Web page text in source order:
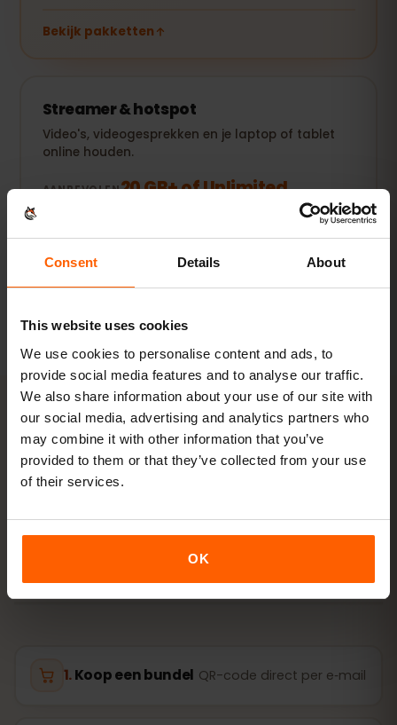
Consent Details About
This website uses cookies
We use cookies to personalise content and ads, to
provide social media features and to analyse our traffic.
We also share information about your use of our site with
our social media, advertising and analytics partners who
may combine it with other information that you’ve
provided to them or that they’ve collected from your use
of their services.
OK
Bekijk pakketten
Streamer & hotspot
Video's, videogesprekken en je laptop of tablet
online houden.
AANBEVOLEN20 GB+ of Unlimited
Bekijk pakketten
Alle waarden zijn richtwaarden. Het werkelijke verbruik hangt
ACTIVERING
Activeer je eSIM voor
Cyprus in3 stappen
In enkele minuten klaar — zonder fysieke simkaart.
Koop een bundel QR-code direct per e‑mail